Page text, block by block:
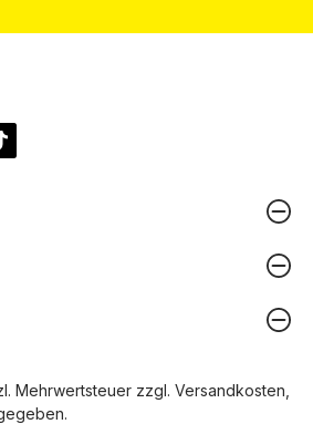
Mehrwertsteuer zzgl. Versandkosten